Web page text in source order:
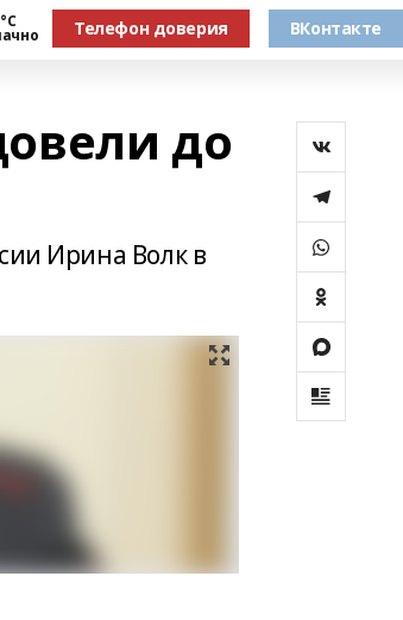
Телефон доверия ВКонтакте
до
Ирина Волк в